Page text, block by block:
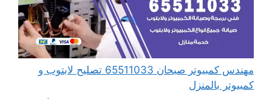
مهندس كمبيوتر صبحان 65511033 تصليح لابتوب و
كمبيوتر بالمنزل